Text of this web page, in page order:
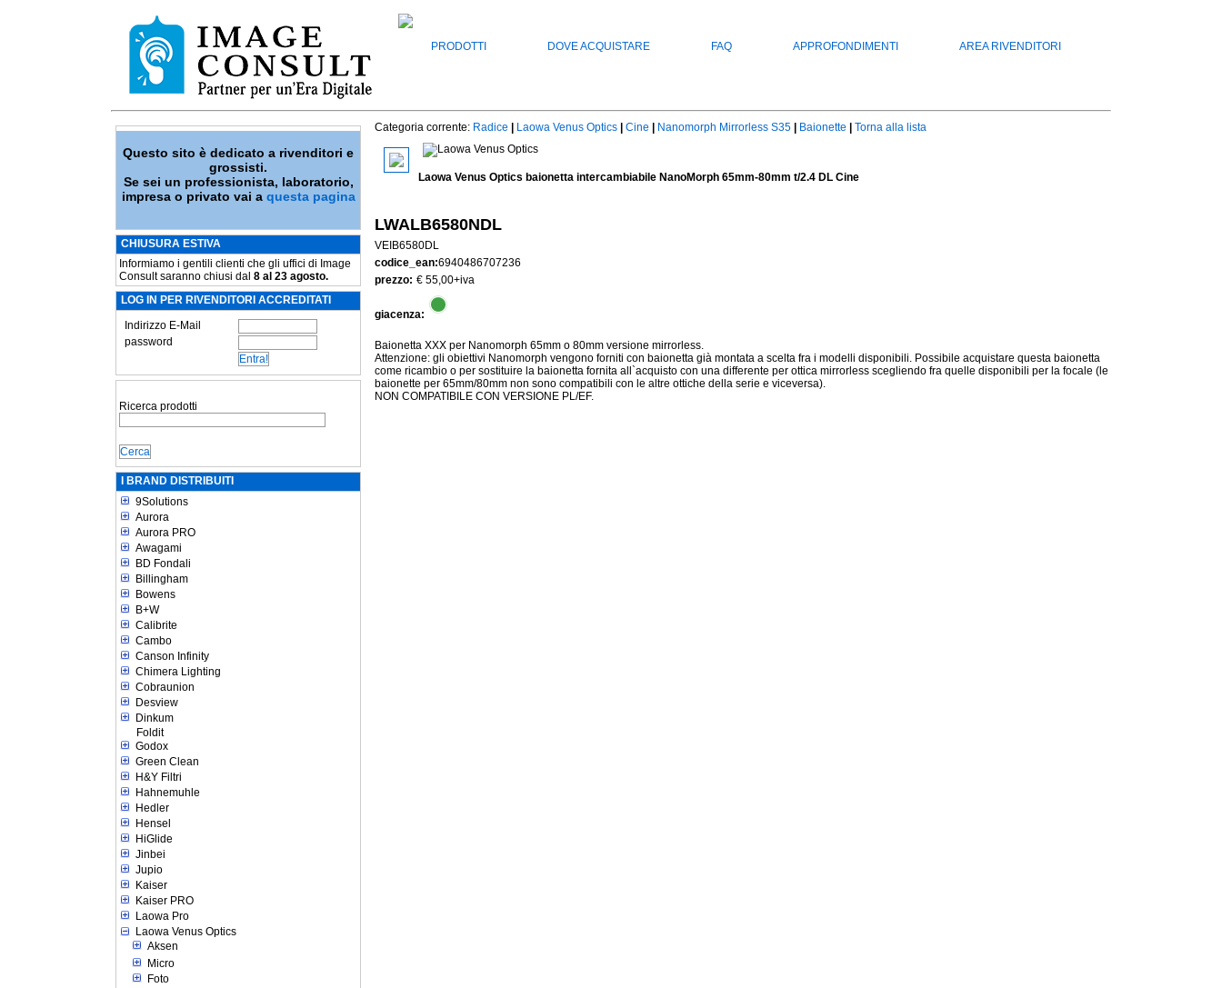
PRODOTTI DOVE ACQUISTARE FAQ APPROFONDIMENTI AREA RIVENDITORI
Questo sito è dedicato a rivenditori e
grossisti.
Se sei un professionista, laboratorio,
impresa o privato vai a questa pagina
CHIUSURA ESTIVA
Informiamo i gentili clienti che gli uffici di Image
Consult saranno chiusi dal 8 al 23 agosto.
LOG IN PER RIVENDITORI ACCREDITATI
Indirizzo E-Mail
password
Ricerca prodotti
I BRAND DISTRIBUITI
9Solutions
Aurora
Aurora PRO
Awagami
BD Fondali
Billingham
Bowens
B+W
Calibrite
Cambo
Canson Infinity
Chimera Lighting
Cobraunion
Desview
Dinkum
Foldit
Godox
Green Clean
H&Y Filtri
Hahnemuhle
Hedler
Hensel
HiGlide
Jinbei
Jupio
Kaiser
Kaiser PRO
Laowa Pro
Laowa Venus Optics
Aksen
Micro
Foto
Categoria corrente: Radice Laowa Venus Optics Cine Nanomorph Mirrorless S35 Baionette Torna alla lista
Laowa Venus Optics baionetta intercambiabile NanoMorph 65mm-80mm t/2.4 DL Cine
LWALB6580NDL
VEIB6580DL
codice_ean:6940486707236
prezzo: € 55,00+iva
giacenza:
Baionetta XXX per Nanomorph 65mm o 80mm versione mirrorless.
Attenzione: gli obiettivi Nanomorph vengono forniti con baionetta già montata a scelta fra i modelli disponibili. Possibile acquistare questa baionetta
come ricambio o per sostituire la baionetta fornita all`acquisto con una differente per ottica mirrorless scegliendo fra quelle disponibili per la focale (le
baionette per 65mm/80mm non sono compatibili con le altre ottiche della serie e viceversa).
NON COMPATIBILE CON VERSIONE PL/EF.